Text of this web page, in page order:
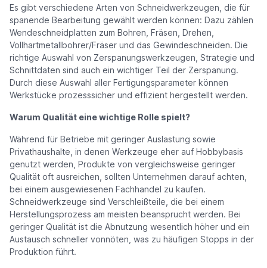
Es gibt verschiedene Arten von Schneidwerkzeugen, die für
spanende Bearbeitung gewählt werden können: Dazu zählen
Wendeschneidplatten zum Bohren, Fräsen, Drehen,
Vollhartmetallbohrer/Fräser und das Gewindeschneiden. Die
richtige Auswahl von Zerspanungswerkzeugen, Strategie und
Schnittdaten sind auch ein wichtiger Teil der Zerspanung.
Durch diese Auswahl aller Fertigungsparameter können
Werkstücke prozesssicher und effizient hergestellt werden.
Warum Qualität eine wichtige Rolle spielt?
Während für Betriebe mit geringer Auslastung sowie
Privathaushalte, in denen Werkzeuge eher auf Hobbybasis
genutzt werden, Produkte von vergleichsweise geringer
Qualität oft ausreichen, sollten Unternehmen darauf achten,
bei einem ausgewiesenen Fachhandel zu kaufen.
Schneidwerkzeuge sind Verschleißteile, die bei einem
Herstellungsprozess am meisten beansprucht werden. Bei
geringer Qualität ist die Abnutzung wesentlich höher und ein
Austausch schneller vonnöten, was zu häufigen Stopps in der
Produktion führt.